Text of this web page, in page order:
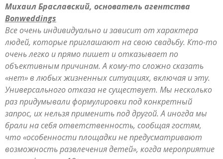
Михаил Браславский, основатель агентства
Bonweddings
Все очень индивидуально и зависит от характера
людей, которые приглашают на свою свадьбу. Кто-то
очень легко и прямо пишет и отказывает по
объективным причинам. А кому-то сложно сказать
«нет» в любых жизненных ситуациях, включая и эту.
Универсального отказа не существует. Мы несколько
раз придумывали формулировки под конкретный
запрос, их нельзя применить под другой. А иногда мы
брали на себя ответственность, сообщая гостям,
что «особенности площадки не предусматривают
возможность развлечения детей», когда мероприятие